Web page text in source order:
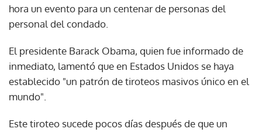
hora un evento para un centenar de personas del
personal del condado.
El presidente Barack Obama, quien fue informado de
inmediato, lamentó que en Estados Unidos se haya
establecido "un patrón de tiroteos masivos único en el
mundo".
Este tiroteo sucede pocos días después de que un